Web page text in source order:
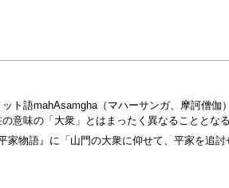
ト語mahAsamgha（マハーサンガ、摩訶僧
意味の「大衆」とはまったく異なることとなる
家物語』に「山門の大衆に仰せて、平家を追